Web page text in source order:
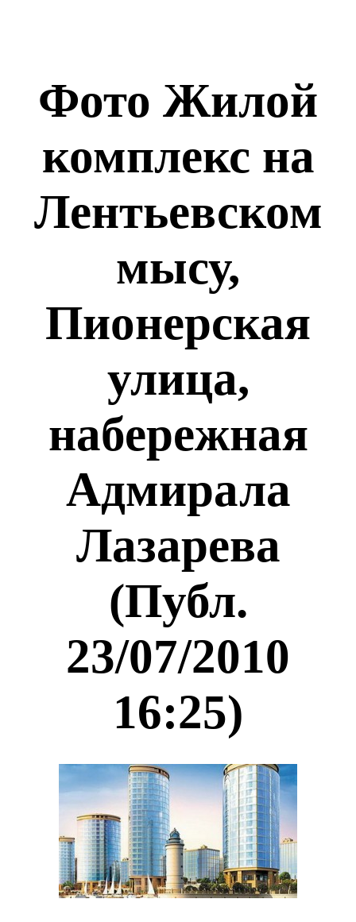
Фото Жилой
комплекс на
Лентьевском
мысу,
Пионерская
улица,
набережная
Адмирала
Лазарева
(Публ.
23/07/2010
16:25)